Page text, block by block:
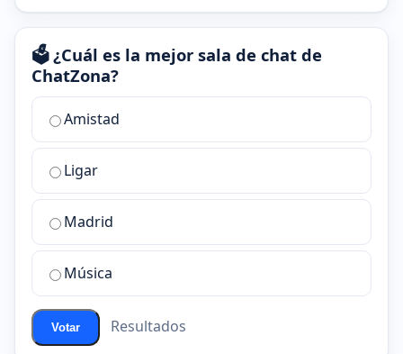
🗳️ ¿Cuál es la mejor sala de chat de
ChatZona?
¿Cuál
la
mejor
sala
chat
ChatZona?
Amistad
Ligar
Madrid
Música
Votar Resultados